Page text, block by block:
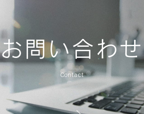
お問い合わせ
Contact